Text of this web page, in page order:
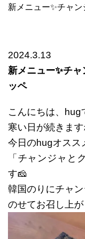
新メニュー✨チャ
2024.3.13
新メニュー✨チ
ッペ
こんにちは、hug
寒い日が続きま
今日のhugオスス
「チャンジャと
す🧀
韓国のりにチャ
のせてお召し上